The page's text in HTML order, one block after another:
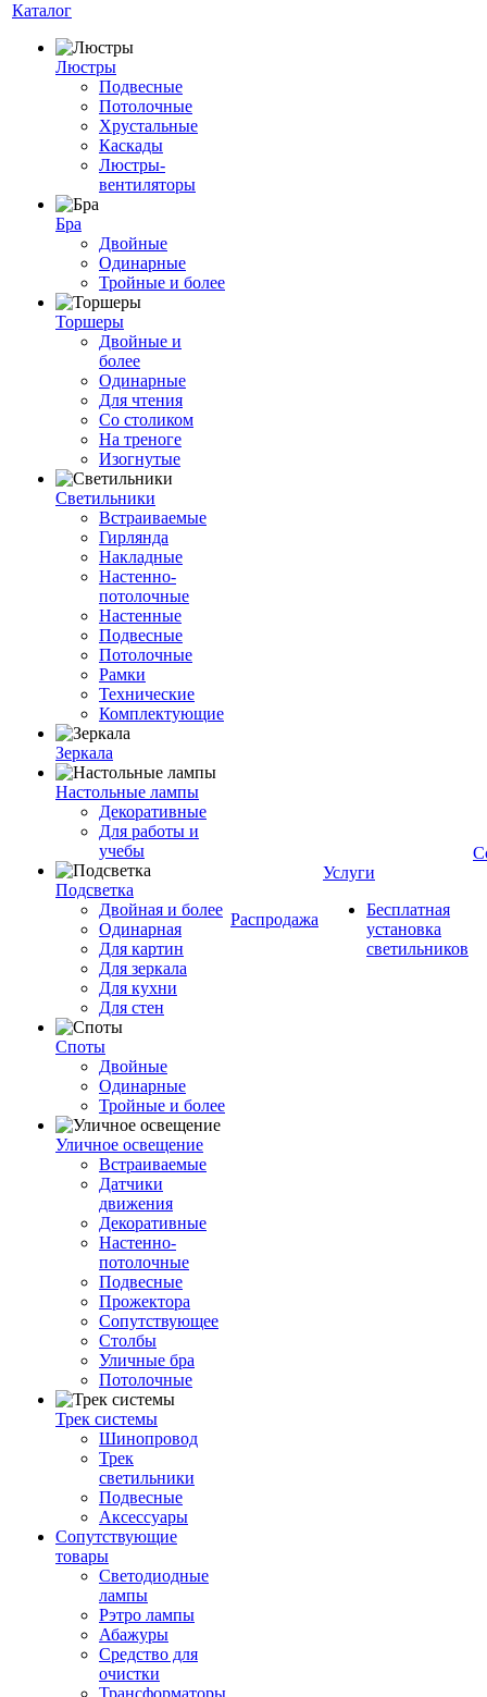
Каталог
Люстры
Подвесные
Потолочные
Хрустальные
Каскады
Люстры-
вентиляторы
Бра
Двойные
Одинарные
Тройные и более
Торшеры
Двойные и
более
Одинарные
Для чтения
Со столиком
На треноге
Изогнутые
Светильники
Встраиваемые
Гирлянда
Накладные
Настенно-
потолочные
Настенные
Подвесные
Потолочные
Рамки
Технические
Комплектующие
Зеркала
Настольные лампы
Декоративные
Для работы и
учебы
Подсветка
Двойная и более
Одинарная
Для картин
Для зеркала
Для кухни
Для стен
Споты
Двойные
Одинарные
Тройные и более
Уличное освещение
Встраиваемые
Датчики
движения
Декоративные
Настенно-
потолочные
Подвесные
Прожектора
Сопутствующее
Столбы
Уличные бра
Потолочные
Трек системы
Шинопровод
Трек
светильники
Подвесные
Аксессуары
Сопутствующие
товары
Светодиодные
лампы
Рэтро лампы
Абажуры
Средство для
очистки
Трансформаторы
Распродажа
Услуги
Бесплатная
установка
светильников